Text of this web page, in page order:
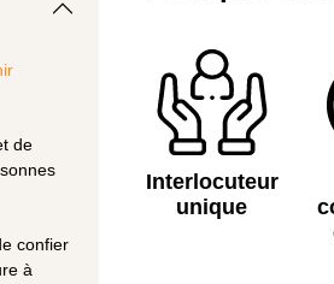
de
confier
à
Interlocuteur
unique